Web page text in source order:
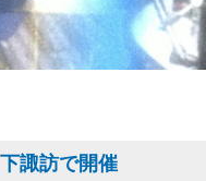
諏訪で開催